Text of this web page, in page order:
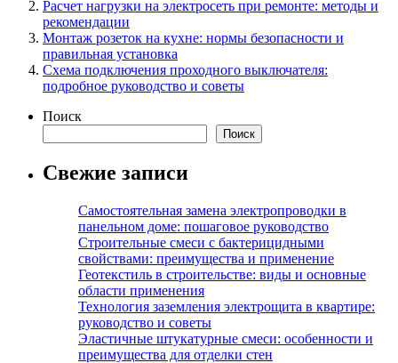
Расчет нагрузки на электросеть при ремонте: методы и
рекомендации
Монтаж розеток на кухне: нормы безопасности и
правильная установка
Схема подключения проходного выключателя:
подробное руководство и советы
Поиск
Поиск
Свежие записи
Самостоятельная замена электропроводки в
панельном доме: пошаговое руководство
Строительные смеси с бактерицидными
свойствами: преимущества и применение
Геотекстиль в строительстве: виды и основные
области применения
Технология заземления электрощита в квартире:
руководство и советы
Эластичные штукатурные смеси: особенности и
преимущества для отделки стен